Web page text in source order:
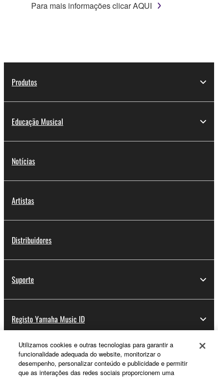
Para mais informações clicar AQUI
Produtos
Educação Musical
Notícias
Artistas
Distribuidores
Suporte
Registo Yamaha Music ID
Sobre a Yamaha
Utilizamos cookies e outras tecnologias para garantir a
funcionalidade adequada do website, monitorizar o
desempenho, personalizar conteúdo e publicidade e permitir
que as interações das redes sociais proporcionem uma